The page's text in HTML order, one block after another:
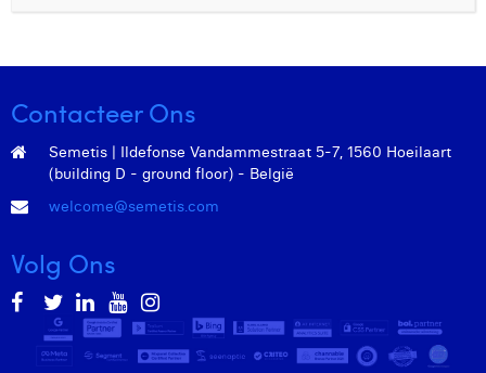
Contacteer Ons
Semetis | Ildefonse Vandammestraat 5-7, 1560 Hoeilaart
(building D - ground floor) - België
welcome@semetis.com
Volg Ons